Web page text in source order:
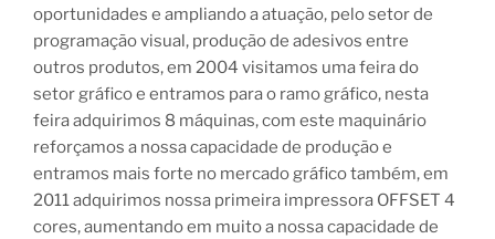
oportunidades e ampliando a atuação, pelo setor de
programação visual, produção de adesivos entre
outros produtos, em 2004 visitamos uma feira do
setor gráfico e entramos para o ramo gráfico, nesta
feira adquirimos 8 máquinas, com este maquinário
reforçamos a nossa capacidade de produção e
entramos mais forte no mercado gráfico também, em
2011 adquirimos nossa primeira impressora OFFSET 4
cores, aumentando em muito a nossa capacidade de